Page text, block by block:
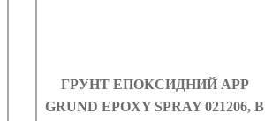
ГРУНТ ЕПОКСИДНИЙ APP
GRUND EPOXY SPRAY 021206, В